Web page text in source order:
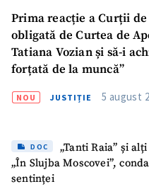
Prima reacție a Curții
obligată de Curtea de
Tatiana Vozian și să-i
forțată de la muncă”
NOU JUSTIȚIE 5 august
DOC
„Tanti Raia” și
„În Slujba Moscovei”,
sentinței